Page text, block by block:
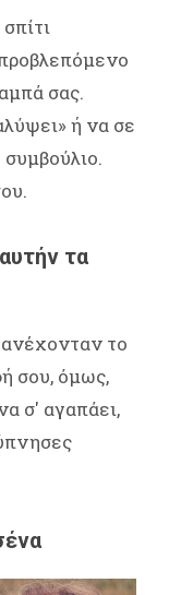
σας.
ή να σε
τα
ανέχονταν το
σου, όμως,
σ' αγαπάει,